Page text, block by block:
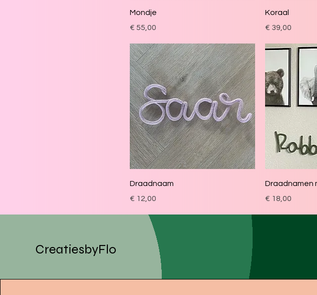
Mondje
Prijs
€ 55,00
Koraal
Prijs
€ 39,00
Draadnaam
Prijs
€ 12,00
Draadnamen
Prijs
€ 18,00
CreatiesbyFlo